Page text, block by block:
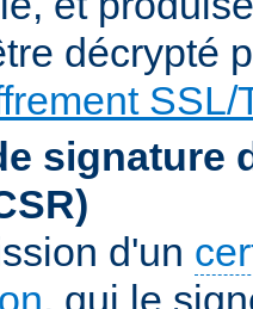
décrypté
SSL/
signature
d'un
, qui le